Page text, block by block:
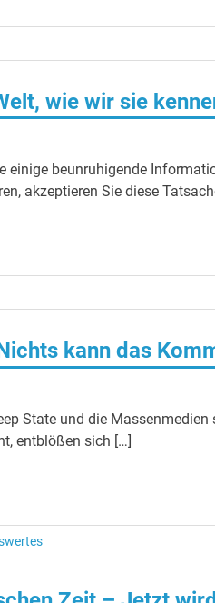
wie wir sie
einige beunruhigende
akzeptieren Sie diese
kann das
State und die
entblößen sich […]